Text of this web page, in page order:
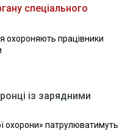
спеціального
охороняють працівники
із зарядними
охорони» патрулюватимуть